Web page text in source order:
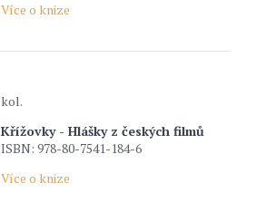
Více o knize
kol.
Křížovky - Hlášky z českých filmů
ISBN: 978-80-7541-184-6
Více o knize